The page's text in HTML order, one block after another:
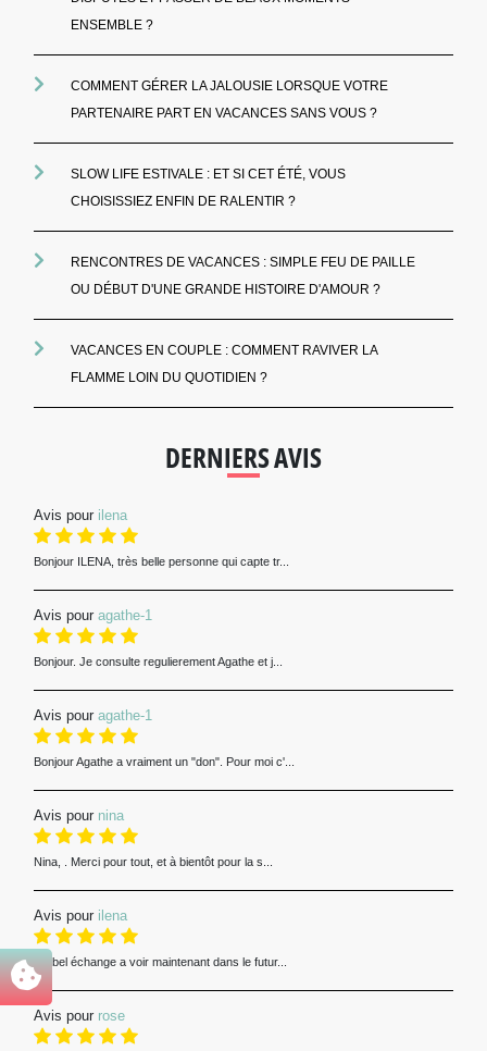
ENSEMBLE ?
COMMENT GÉRER LA JALOUSIE LORSQUE VOTRE
PARTENAIRE PART EN VACANCES SANS VOUS ?
SLOW LIFE ESTIVALE : ET SI CET ÉTÉ, VOUS
CHOISISSIEZ ENFIN DE RALENTIR ?
RENCONTRES DE VACANCES : SIMPLE FEU DE PAILLE
OU DÉBUT D'UNE GRANDE HISTOIRE D'AMOUR ?
VACANCES EN COUPLE : COMMENT RAVIVER LA
FLAMME LOIN DU QUOTIDIEN ?
DERNIERS AVIS
Avis pour ilena
Bonjour ILENA, très belle personne qui capte tr...
Avis pour agathe-1
Bonjour. Je consulte regulierement Agathe et j...
Avis pour agathe-1
Bonjour Agathe a vraiment un "don". Pour moi c'...
Avis pour nina
Nina, . Merci pour tout, et à bientôt pour la s...
Avis pour ilena
Un bel échange a voir maintenant dans le futur...
Avis pour rose